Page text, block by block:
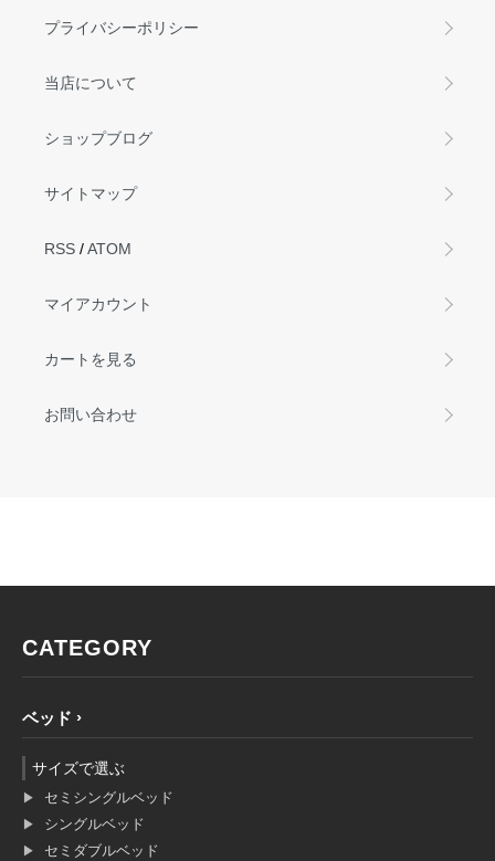
プライバシーポリシー
当店について
ショップブログ
サイトマップ
RSS /ATOM
マイアカウント
カートを見る
お問い合わせ
CATEGORY
ベッド
サイズで選ぶ
セミシングルベッド
シングルベッド
セミダブルベッド